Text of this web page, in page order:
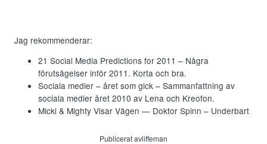
Jag rekommenderar:
21 Social Media Predictions for 2011 – Några
förutsägelser inför 2011. Korta och bra.
Sociala medier – året som gick – Sammanfattning av
sociala medier året 2010 av Lena och Kreofon.
Micki & Mighty Visar Vägen — Doktor Spinn – Underbart
Publicerat avliffeman